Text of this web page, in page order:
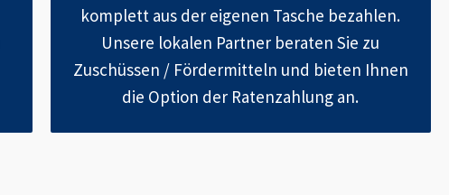
komplett aus der eigenen Tasche bezahlen.
Unsere lokalen Partner beraten Sie zu
Zuschüssen / Fördermitteln und bieten Ihnen
die Option der Ratenzahlung an.